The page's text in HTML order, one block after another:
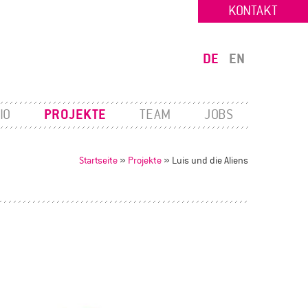
DE EN
PROJEKTE TEAM JOBS
Startseite » Projekte » Luis und die Aliens
KONTAKT